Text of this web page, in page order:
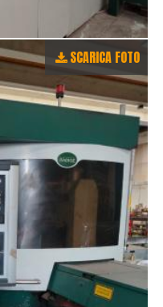
SCARICA FOTO